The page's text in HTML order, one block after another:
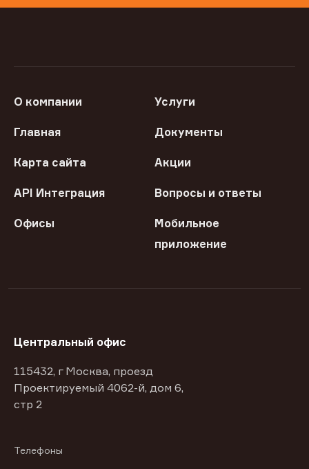
О компании Услуги
Главная Документы
Карта сайта Акции
API Интеграция Вопросы и ответы
Офисы
Мобильное
приложение
Центральный офис
115432, г Москва, проезд
Проектируемый 4062-й, дом 6,
стр 2
Телефоны